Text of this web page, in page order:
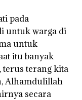
pada
untuk warga di
untuk
itu banyak
terus terang kita
Alhamdulillah
secara